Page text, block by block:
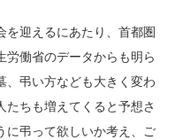
を迎えるにあたり、首都圏
労働省のデータからも明ら
、弔い方なども大きく変わ
たちも増えてくると予想さ
に弔って欲しいか考え、ご